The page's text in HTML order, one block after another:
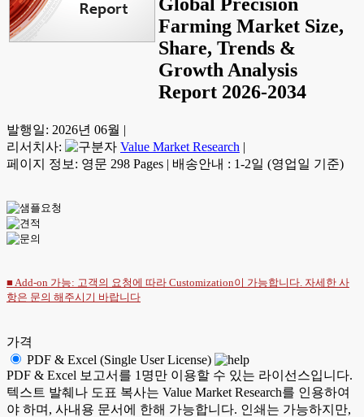
Farming Market Size,
Share, Trends &
Growth Analysis
Report 2026-2034
발행일: 2026년 06월 |
리서치사:
Value Market Research |
페이지 정보: 영문 298 Pages | 배송안내 : 1-2일 (영업일 기준)
■ Add-on 가능: 고객의 요청에 따라 Customization이 가능합니다. 자세한 사
항은 문의 해주시기 바랍니다
가격
PDF & Excel (Single User License)
PDF & Excel 보고서를 1명만 이용할 수 있는 라이선스입니다.
텍스트 발췌나 도표 복사는 Value Market Research를 인용하여
야 하며, 사내용 문서에 한해 가능합니다. 인쇄는 가능하지만,